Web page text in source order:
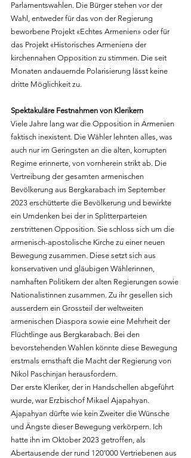
Parlamentswahlen. Die Bürger stehen vor der
Wahl, entweder für das von der Regierung
beworbene Projekt «Echtes Armenien» oder für
das Projekt «Historisches Armenien» der
kirchennahen Opposition zu stimmen. Die seit
Monaten andauernde Polarisierung lässt keine
dritte Möglichkeit zu.
Spektakuläre Festnahmen von Klerikern
Viele Jahre lang war die Opposition in Armenien
faktisch inexistent. Die Wähler lehnten alles, was
auch nur im Geringsten an die alten, korrupten
Regime erinnerte, von vornherein strikt ab. Die
Vertreibung der gesamten armenischen
Bevölkerung aus Bergkarabach im September
2023 erschütterte die Bevölkerung und bewirkte
ein Umdenken bei der in Splitterparteien
zerstrittenen Opposition. Sie schloss sich um die
armenisch-apostolische Kirche zu einer neuen
Bewegung zusammen. Diese setzt sich aus
konservativen und gläubigen Wählerinnen,
namhaften Politikern der alten Regierungen sowie
Nationalistinnen zusammen. Zu ihr gesellen sich
ausserdem ein Grossteil der weltweiten
armenischen Diaspora sowie eine Mehrheit der
Flüchtlinge aus Bergkarabach. Bei den
bevorstehenden Wahlen könnte diese Bewegung
erstmals ernsthaft die Macht der Regierung von
Nikol Paschinjan herausfordern.
Der erste Kleriker, der in Handschellen abgeführt
wurde, war Erzbischof Mikael Ajapahyan.
Ajapahyan dürfte wie kein Zweiter die Wünsche
und Ängste dieser Bewegung verkörpern. Ich
hatte ihn im Oktober 2023 getroffen, als
Abertausende der rund 120’000 Vertriebenen aus